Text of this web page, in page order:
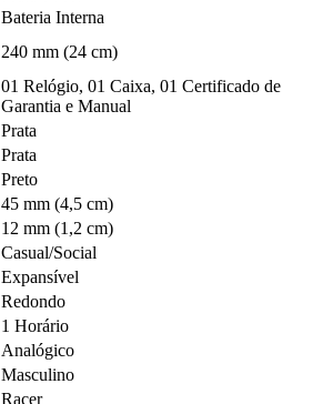
Bateria Interna
240 mm (24 cm)
01 Relógio, 01 Caixa, 01 Certificado de
Garantia e Manual
Prata
Prata
Preto
45 mm (4,5 cm)
12 mm (1,2 cm)
Casual/Social
Expansível
Redondo
1 Horário
Analógico
Masculino
Racer